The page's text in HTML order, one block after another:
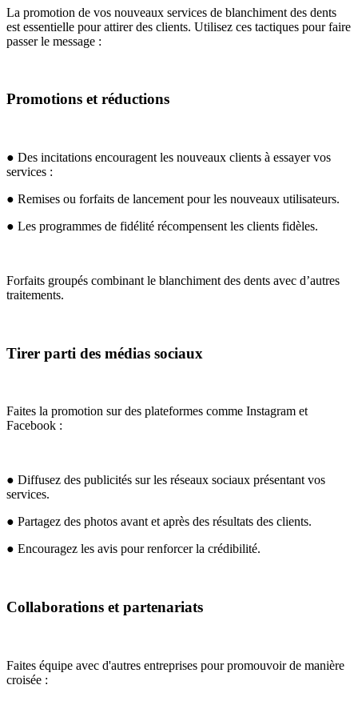
La promotion de vos nouveaux services de blanchiment des dents
est essentielle pour attirer des clients. Utilisez ces tactiques pour faire
passer le message :
Promotions et réductions
● Des incitations encouragent les nouveaux clients à essayer vos
services :
● Remises ou forfaits de lancement pour les nouveaux utilisateurs.
● Les programmes de fidélité récompensent les clients fidèles.
Forfaits groupés combinant le blanchiment des dents avec d’autres
traitements.
Tirer parti des médias sociaux
Faites la promotion sur des plateformes comme Instagram et
Facebook :
● Diffusez des publicités sur les réseaux sociaux présentant vos
services.
● Partagez des photos avant et après des résultats des clients.
● Encouragez les avis pour renforcer la crédibilité.
Collaborations et partenariats
Faites équipe avec d'autres entreprises pour promouvoir de manière
croisée :